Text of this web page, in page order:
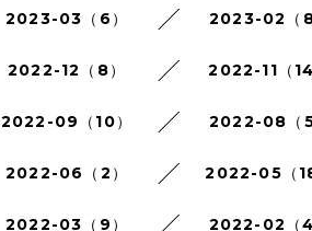
2023-03（6） 2023-02（8
2022-12（8） 2022-11（14
2022-09（10） 2022-08（5
2022-06（2） 2022-05（18
2022-03（9） 2022-02（4